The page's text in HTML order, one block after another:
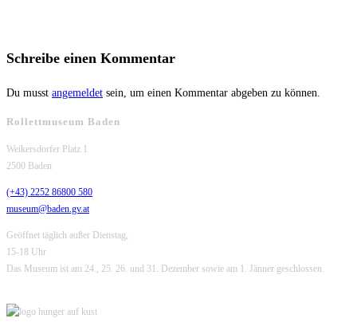
panel.
Schreibe einen Kommentar
Du musst angemeldet sein, um einen Kommentar abgeben zu können.
Rollettmuseum Baden
Weikersdorfer Platz 1
2500 Baden
(+43) 2252 86800 580
museum@baden.gv.at
Geöffnet täglich außer Dienstag,
15-18 Uhr
Das Museum ist am 24., 25. 26. und 31. Dezember sowie am 1. Jänner geschlossen.